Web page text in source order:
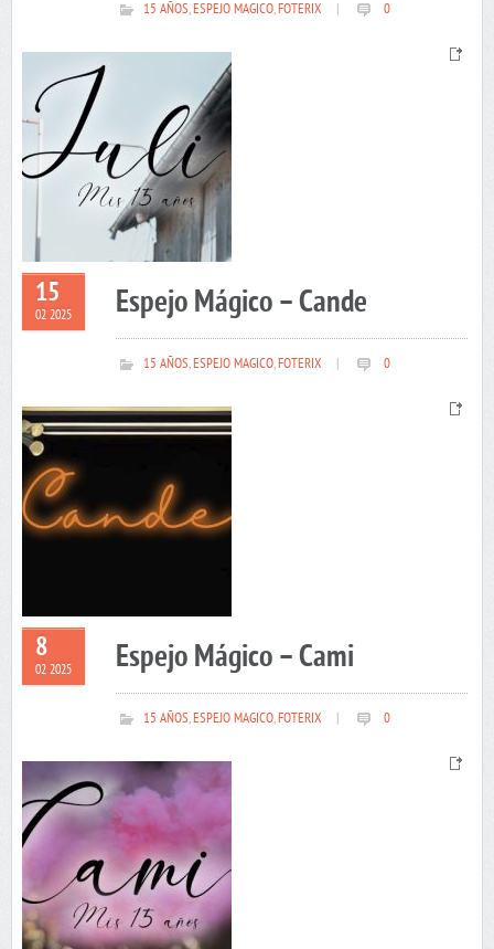
15 AÑOS,ESPEJO MAGICO,FOTERIX 0
15
02 2025 Espejo Mágico – Cande
15 AÑOS,ESPEJO MAGICO,FOTERIX 0
8
02 2025 Espejo Mágico – Cami
15 AÑOS,ESPEJO MAGICO,FOTERIX 0